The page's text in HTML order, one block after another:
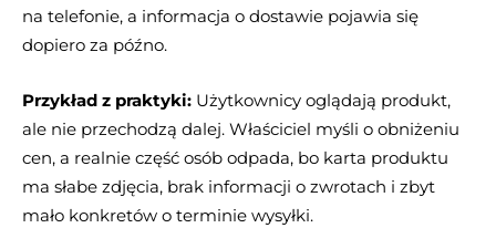
na telefonie, a informacja o dostawie pojawia się
dopiero za późno.
Przykład z praktyki: Użytkownicy oglądają produkt,
ale nie przechodzą dalej. Właściciel myśli o obniżeniu
cen, a realnie część osób odpada, bo karta produktu
ma słabe zdjęcia, brak informacji o zwrotach i zbyt
mało konkretów o terminie wysyłki.